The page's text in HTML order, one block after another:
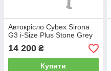
Автокрісло Cybex Sirona
G3 i-Size Plus Stone Grey
14 200 ₴
Купити